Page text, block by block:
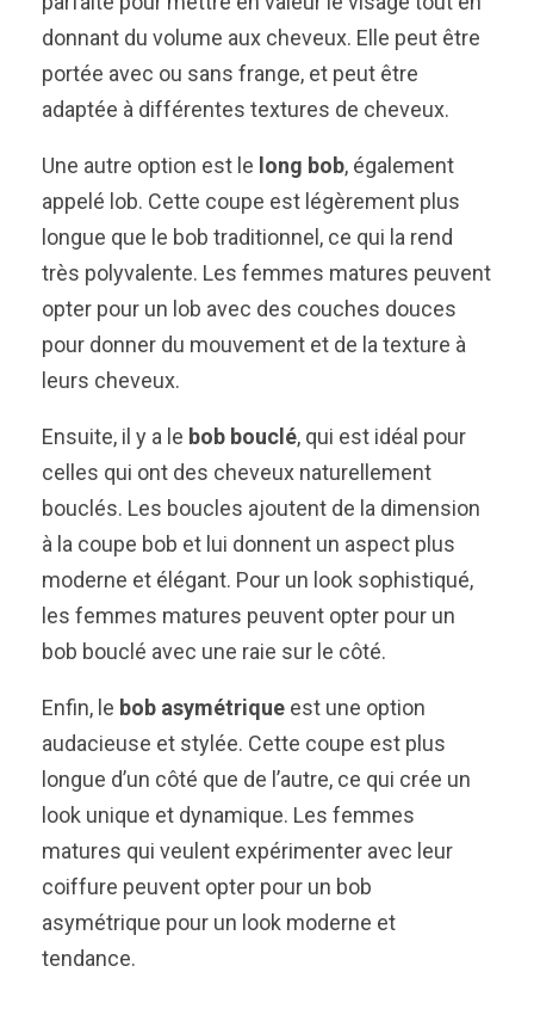
donnant du volume aux cheveux. Elle peut être
portée avec ou sans frange, et peut être
adaptée à différentes textures de cheveux.
Une autre option est le long bob, également
appelé lob. Cette coupe est légèrement plus
longue que le bob traditionnel, ce qui la rend
très polyvalente. Les femmes matures peuvent
opter pour un lob avec des couches douces
pour donner du mouvement et de la texture à
leurs cheveux.
Ensuite, il y a le bob bouclé, qui est idéal pour
celles qui ont des cheveux naturellement
bouclés. Les boucles ajoutent de la dimension
à la coupe bob et lui donnent un aspect plus
moderne et élégant. Pour un look sophistiqué,
les femmes matures peuvent opter pour un
bob bouclé avec une raie sur le côté.
Enfin, le bob asymétrique est une option
audacieuse et stylée. Cette coupe est plus
longue d’un côté que de l’autre, ce qui crée un
look unique et dynamique. Les femmes
matures qui veulent expérimenter avec leur
coiffure peuvent opter pour un bob
asymétrique pour un look moderne et
tendance.